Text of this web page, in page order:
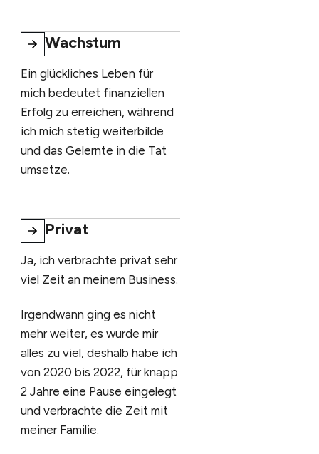
Wachstum
Ein glückliches Leben für
mich bedeutet finanziellen
Erfolg zu erreichen, während
ich mich stetig weiterbilde
und das Gelernte in die Tat
umsetze.
Privat
Ja, ich verbrachte privat sehr
viel Zeit an meinem Business.
Irgendwann ging es nicht
mehr weiter, es wurde mir
alles zu viel, deshalb habe ich
von 2020 bis 2022, für knapp
2 Jahre eine Pause eingelegt
und verbrachte die Zeit mit
meiner Familie.